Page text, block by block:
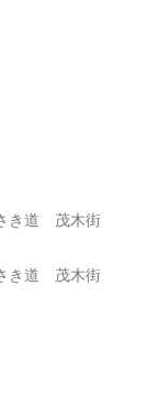
き道 茂木街
き道 茂木街